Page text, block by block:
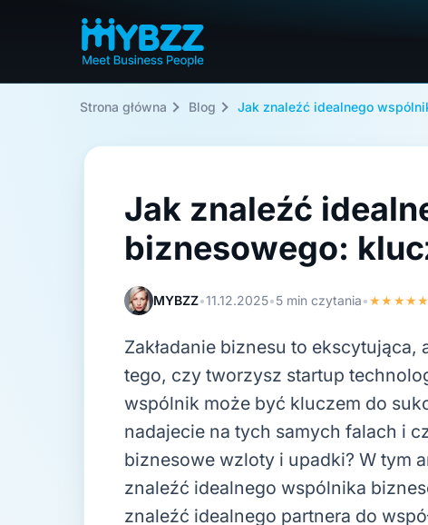
Strona główna Blog Jak znaleźć idealnego
Jak znaleźć
biznesowego:
MYBZZ•11.12.2025•5 min czytania•★★★★★
Zakładanie biznesu to
tego, czy tworzysz startup
wspólnik może być kluczem do
nadajecie na tych samych falach i
biznesowe wzloty i upadki? W tym
znaleźć idealnego wspólnika
znaleźć idealnego partnera do